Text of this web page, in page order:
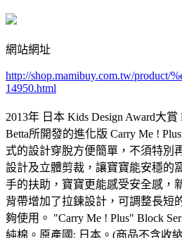
網站網址
http://shop.mamibuy.com.tw/product/
14950.html
2013年 日本 Kids Design Award大賞
Betta所開發的進化版 Carry Me !
式的設計穿脫方便簡單，不須特別
設計及立體剪裁，讓寶寶能安穩的
手的扶助，寶寶更能感受安全感，
背帶增加了拉鍊設計，可調整長短
夠使用。 "Carry Me ! Plus" Block
純棉。原產國: 日本。(商品不含收